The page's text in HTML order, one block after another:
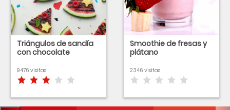
Triángulos de sandía
con chocolate
9476 visitas
Smoothie de fresas y
plátano
2346 visitas